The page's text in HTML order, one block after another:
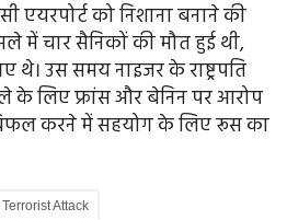
एयरपोर्ट को निशाना बनाने की
में चार सैनिकों की मौत हुई थी,
उस समय नाइजर के राष्ट्रपति
के लिए फ्रांस और बेनिन पर आरोप
करने में सहयोग के लिए रूस का
Terrorist Attack